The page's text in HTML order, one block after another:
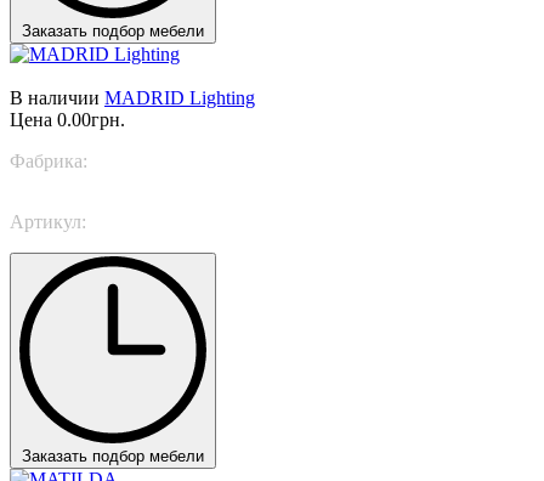
Заказать подбор мебели
В наличии MADRID Lighting
Цена 0.00грн.
Фабрика:
Артикул:
Заказать подбор мебели